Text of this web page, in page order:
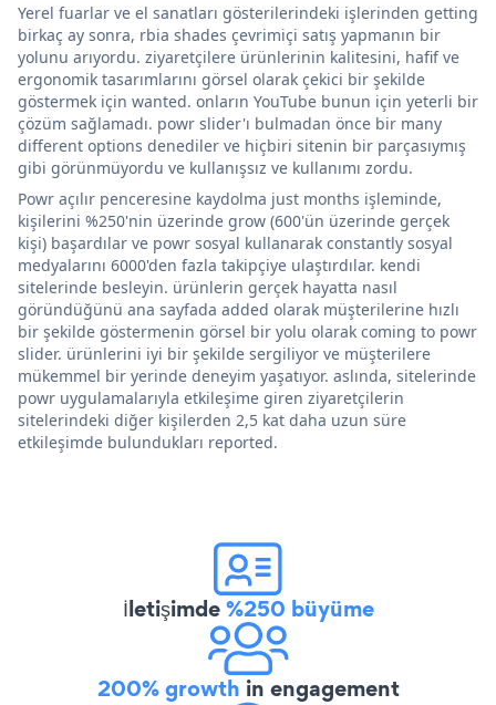
Yerel fuarlar ve el sanatları gösterilerindeki işlerinden getting
birkaç ay sonra, rbia shades çevrimiçi satış yapmanın bir
yolunu arıyordu. ziyaretçilere ürünlerinin kalitesini, hafif ve
ergonomik tasarımlarını görsel olarak çekici bir şekilde
göstermek için wanted. onların YouTube bunun için yeterli bir
çözüm sağlamadı. powr slider'ı bulmadan önce bir many
different options denediler ve hiçbiri sitenin bir parçasıymış
gibi görünmüyordu ve kullanışsız ve kullanımı zordu.
Powr açılır penceresine kaydolma just months işleminde,
kişilerini %250'nin üzerinde grow (600'ün üzerinde gerçek
kişi) başardılar ve powr sosyal kullanarak constantly sosyal
medyalarını 6000'den fazla takipçiye ulaştırdılar. kendi
sitelerinde besleyin. ürünlerin gerçek hayatta nasıl
göründüğünü ana sayfada added olarak müşterilerine hızlı
bir şekilde göstermenin görsel bir yolu olarak coming to powr
slider. ürünlerini iyi bir şekilde sergiliyor ve müşterilere
mükemmel bir yerinde deneyim yaşatıyor. aslında, sitelerinde
powr uygulamalarıyla etkileşime giren ziyaretçilerin
sitelerindeki diğer kişilerden 2,5 kat daha uzun süre
etkileşimde bulundukları reported.
İletişimde%250 büyüme
200% growth in engagement